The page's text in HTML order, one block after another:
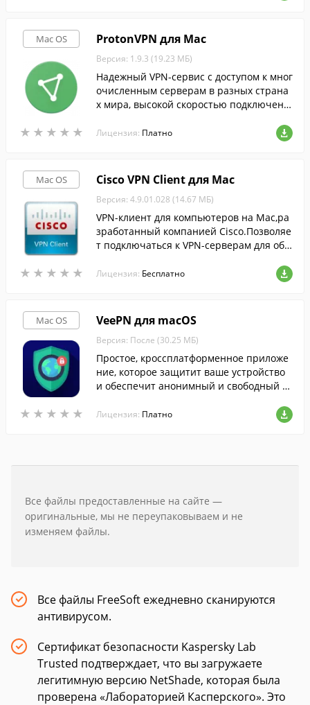
Mac OS
★ ★ ★ ★ ★
★ ★ ★ ★ ★
ProtonVPN для Mac
Версия: 1.9.3 (19.23 МБ)
Надежный VPN-сервис с доступом к мног
очисленным серверам в разных страна
х мира, высокой скоростью подключени
Лицензия: Платно
Mac OS
★ ★ ★ ★ ★
★ ★ ★ ★ ★
Cisco VPN Client для Mac
Версия: 4.9.01.028 (14.67 МБ)
VPN-клиент для компьютеров на Mac,ра
зработанный компанией Cisco.Позволяе
т подключаться к VPN-серверам для обе
ети.
Лицензия: Бесплатно
Mac OS
★ ★ ★ ★ ★
★ ★ ★ ★ ★
VeePN для macOS
Версия: После (30.25 МБ)
Простое, кроссплатформенное приложе
ние, которое защитит ваше устройство
и обеспечит анонимный и свободный д
Лицензия: Платно
Все файлы предоставленные на сайте —
оригинальные, мы не переупаковываем и не
изменяем файлы.
Все файлы FreeSoft ежедневно сканируются
антивирусом.
Сертификат безопасности Kaspersky Lab
Trusted подтверждает, что вы загружаете
легитимную версию NetShade, которая была
проверена «Лабораторией Касперского». Это